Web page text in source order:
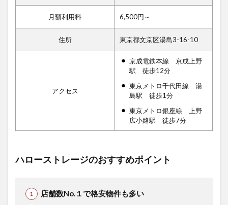
月額利用料 6,500円～
住所 東京都文京区湯島3-16-10
アクセス
京成電鉄本線 京成上野
駅 徒歩12分
東京メトロ千代田線 湯
島駅 徒歩1分
東京メトロ銀座線 上野
広小路駅 徒歩7分
ハローストレージのおすすめポイント
店舗数No.１で格安物件も多い